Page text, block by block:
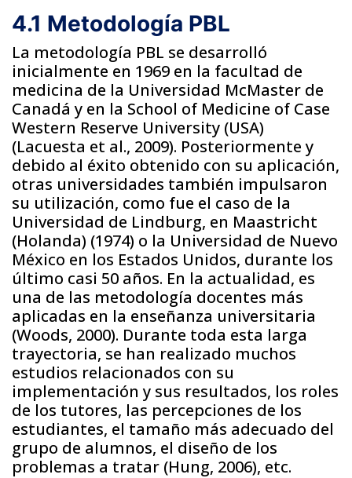
4.1 Metodología PBL
La metodología PBL se desarrolló
inicialmente en 1969 en la facultad de
medicina de la Universidad McMaster de
Canadá y en la School of Medicine of Case
Western Reserve University (USA)
(Lacuesta et al., 2009). Posteriormente y
debido al éxito obtenido con su aplicación,
otras universidades también impulsaron
su utilización, como fue el caso de la
Universidad de Lindburg, en Maastricht
(Holanda) (1974) o la Universidad de Nuevo
México en los Estados Unidos, durante los
último casi 50 años. En la actualidad, es
una de las metodología docentes más
aplicadas en la enseñanza universitaria
(Woods, 2000). Durante toda esta larga
trayectoria, se han realizado muchos
estudios relacionados con su
implementación y sus resultados, los roles
de los tutores, las percepciones de los
estudiantes, el tamaño más adecuado del
grupo de alumnos, el diseño de los
problemas a tratar (Hung, 2006), etc.